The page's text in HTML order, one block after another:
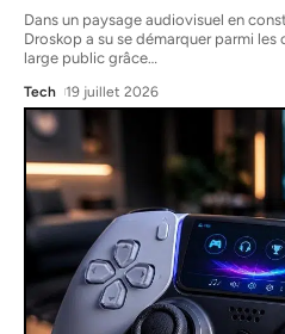
Dans un paysage audiovisuel en
Droskop a su se démarquer parmi
large public grâce
Tech 19 juillet 2026